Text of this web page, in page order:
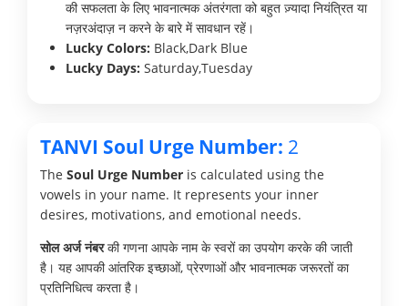
की सफलता के लिए भावनात्मक अंतरंगता को बहुत ज़्यादा नियंत्रित या
नज़रअंदाज़ न करने के बारे में सावधान रहें।
Lucky Colors: Black,Dark Blue
Lucky Days: Saturday,Tuesday
TANVI Soul Urge Number: 2
The Soul Urge Number is calculated using the
vowels in your name. It represents your inner
desires, motivations, and emotional needs.
सोल अर्ज नंबरकी गणना आपके नाम के स्वरों का उपयोग करके की जाती
है। यह आपकी आंतरिक इच्छाओं, प्रेरणाओं और भावनात्मक जरूरतों का
प्रतिनिधित्व करता है।